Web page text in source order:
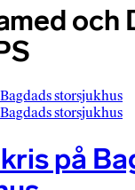
och
på